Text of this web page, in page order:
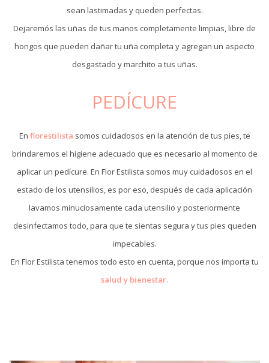
sean lastimadas y queden perfectas.
Dejaremós las uñas de tus manos completamente limpias, libre de
hongos que pueden dañar tu uña completa y agregan un aspecto
desgastado y marchito a tus uñas.
PEDÍCURE
En florestilista somos cuidadosos en la atención de tus pies, te
brindaremos el higiene adecuado que es necesario al momento de
aplicar un pedícure. En Flor Estilista somos muy cuidadosos en el
estado de los utensilios, es por eso, después de cada aplicación
lavamos minuciosamente cada utensilio y posteriormente
desinfectamos todo, para que te sientas segura y tus pies queden
impecables.
En Flor Estilista tenemos todo esto en cuenta, porque nos importa tu
salud y bienestar.